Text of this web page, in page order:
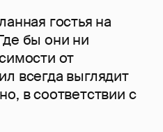
гостья на
бы они ни
от
всегда выглядит
в соответствии с